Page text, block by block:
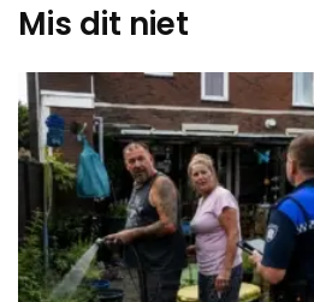
Mis dit niet